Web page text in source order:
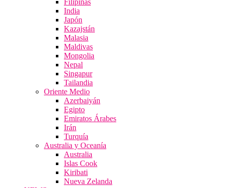
Filipinas
India
Japón
Kazajstán
Malasia
Maldivas
Mongolia
Nepal
Singapur
Tailandia
Oriente Medio
Azerbaiyán
Egipto
Emiratos Árabes
Irán
Turquía
Australia y Oceanía
Australia
Islas Cook
Kiribati
Nueva Zelanda